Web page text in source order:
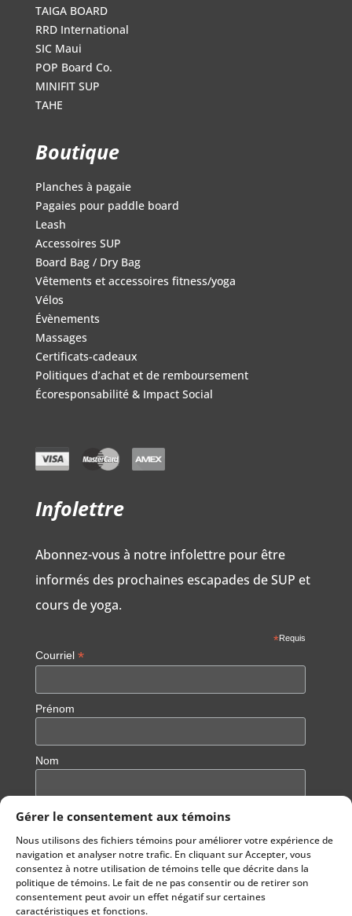
Gérer le consentement aux témoins
Nous utilisons des fichiers témoins pour améliorer votre expérience de
navigation et analyser notre trafic. En cliquant sur Accepter, vous
consentez à notre utilisation de témoins telle que décrite dans la
politique de témoins. Le fait de ne pas consentir ou de retirer son
consentement peut avoir un effet négatif sur certaines
caractéristiques et fonctions.
TAIGA BOARD
RRD International
SIC Maui
POP Board Co.
MINIFIT SUP
TAHE
Boutique
Planches à pagaie
Pagaies pour paddle board
Leash
Accessoires SUP
Board Bag / Dry Bag
Vêtements et accessoires fitness/yoga
Vélos
Évènements
Massages
Certificats-cadeaux
Politiques d’achat et de remboursement
Écoresponsabilité & Impact Social
Infolettre
Abonnez-vous à notre infolettre pour être
informés des prochaines escapades de SUP et
cours de yoga.
*Requis
Courriel *
Prénom
Nom